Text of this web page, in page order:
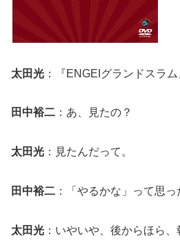
太田光 ：『ENGEIグランドスラ
田中裕二 ：あ、見たの？
太田光 ：見たんだって。
田中裕二 ：「やるかな」って思
太田光 ：いやいや、後からほら